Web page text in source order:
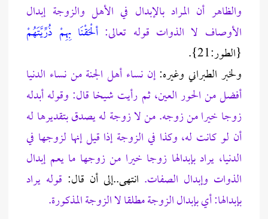
والظاهر أن المراد بالإبدال في الأهل والزوجة إبدال
الأوصاف لا الذوات قوله تعالى: ألْحَقْنَا بِهِمْ ذُرِّيَّتَهُمْ
{الطور:21}.
ولخبر الطبراني وغيره:إن نساء أهل الجنة من نساء الدنيا
أفضل من الحور العين، ثم رأيت شيخا قال: وقوله أبدله
زوجا خيرا من زوجه. من لا زوجة له يصدق بتقديرها له
أن لو كانت له، وكذا في الزوجة إذا قيل إنها لزوجها في
الدنيا، يراد بإبدالها زوجا خيرا من زوجها ما يعم إبدال
الذوات وإبدال الصفات. انتهى..إلى أن قال: قوله يراد
بإبدالها: أي بإبدال الزوجة مطلقا لا الزوجة المذكورة.